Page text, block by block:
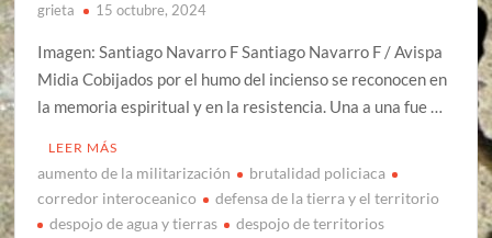
grieta 15 octubre, 2024
Imagen: Santiago Navarro F Santiago Navarro F / Avispa
Midia Cobijados por el humo del incienso se reconocen en
la memoria espiritual y en la resistencia. Una a una fue …
LEER MÁS
aumento de la militarización
brutalidad policiaca
corredor interoceanico
defensa de la tierra y el territorio
despojo de agua y tierras
despojo de territorios